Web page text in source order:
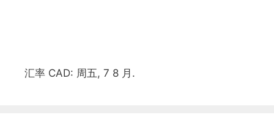
汇率 CAD: 周五, 7 8 月.